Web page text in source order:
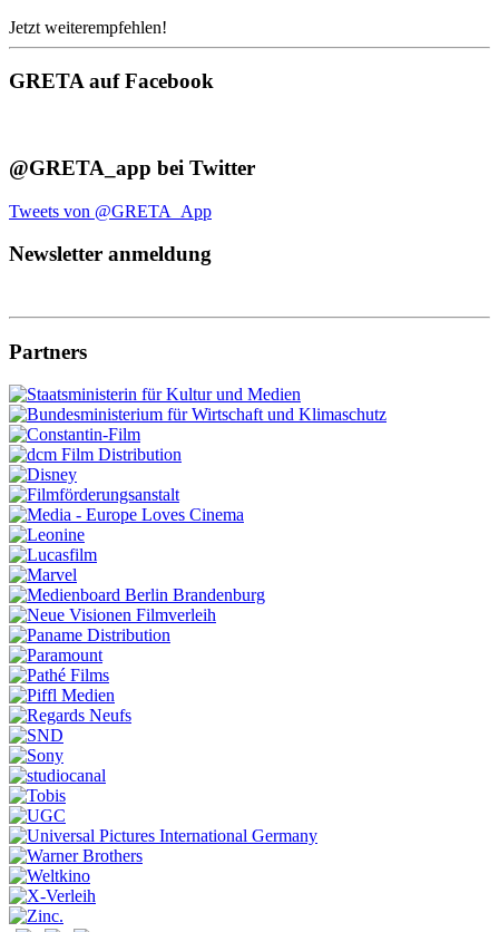
Jetzt weiterempfehlen!
GRETA auf Facebook
@GRETA_app bei Twitter
Tweets von @GRETA_App
Newsletter anmeldung
Partners